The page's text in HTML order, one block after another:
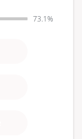
73.1%